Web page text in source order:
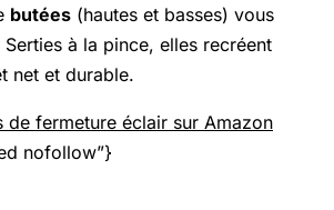
butées (hautes et basses) vous
Serties à la pince, elles recréent
net et durable.
de fermeture éclair sur Amazon
nofollow”}